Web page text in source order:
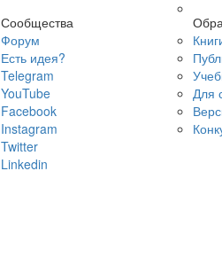
Сообщества
Форум
Есть идея?
Telegram
YouTube
Facebook
Instagram
Twitter
Linkedin
Для